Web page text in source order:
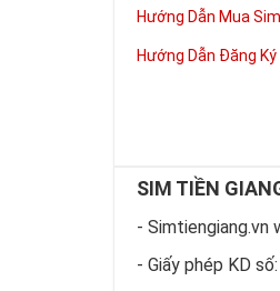
Hướng Dẫn Mua
Hướng Dẫn Đăng
SIM TIỀN
- Simtiengiang.vn
- Giấy phép KD số: